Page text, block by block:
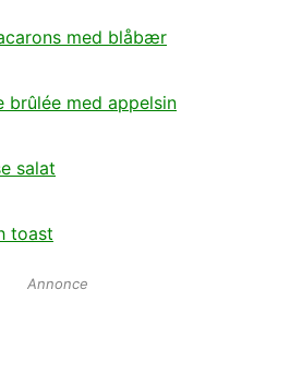
med blåbær
brûlée med appelsin
salat
toast
Annonce